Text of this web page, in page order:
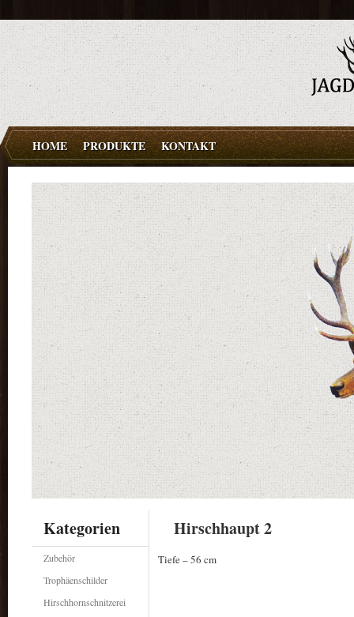
HOME PRODUKTE KONTAKT
Hirschhaupt 2
Tiefe – 56 cm
Kategorien
Zubehör
Trophäenschilder
Hirschhornschnitzerei